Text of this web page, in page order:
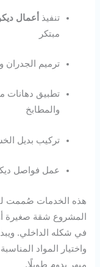
تنفيذ أعمال
مبتكر
ترميم الجدران
تطبيق دهانات
والمطابخ
تركيب بديل
عمل فواصل
هذه الخدمات صُممت
المشروع شقة صغيرة أو
في شكله الداخلي.
واختيار المواد
مبهر يدوم طويلًا.